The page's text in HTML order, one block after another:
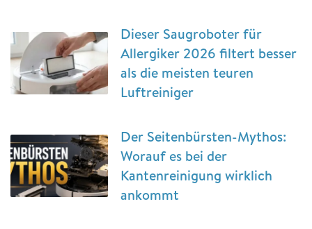
Dieser Saugroboter für
Allergiker 2026 filtert besser
als die meisten teuren
Luftreiniger
Der Seitenbürsten-Mythos:
Worauf es bei der
Kantenreinigung wirklich
ankommt